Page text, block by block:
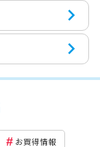
お買得情報